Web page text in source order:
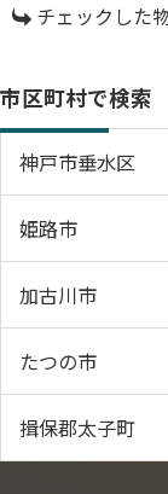
チェックした
市区町村で検索
神戸市垂水区
姫路市
加古川市
たつの市
揖保郡太子町